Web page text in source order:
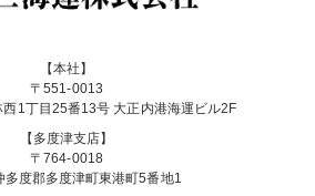
【本社】
〒551-0013
西1丁目25番13号 大正内港海運ビル2F
【多度津支店】
〒764-0018
多度郡多度津町東港町5番地1